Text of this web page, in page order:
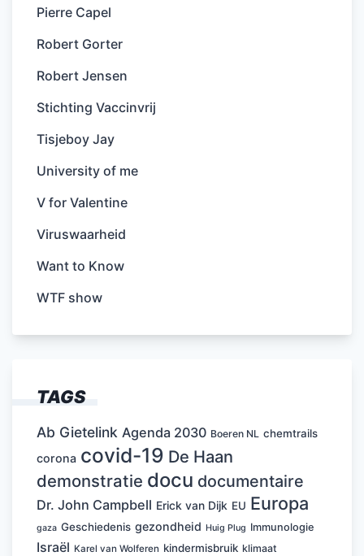
Pierre Capel
Robert Gorter
Robert Jensen
Stichting Vaccinvrij
Tisjeboy Jay
University of me
V for Valentine
Viruswaarheid
Want to Know
WTF show
TAGS
Ab Gietelink Agenda 2030 Boeren NL chemtrails
corona covid-19 De Haan
demonstratie docu documentaire
Dr. John Campbell Erick van Dijk EU Europa
gaza Geschiedenis gezondheid Huig Plug Immunologie
Israël Karel van Wolferen kindermisbruik klimaat